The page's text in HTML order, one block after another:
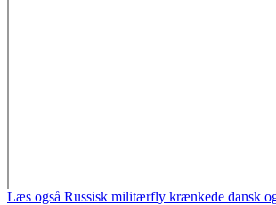
Læs også Russisk militærfly krænkede dansk